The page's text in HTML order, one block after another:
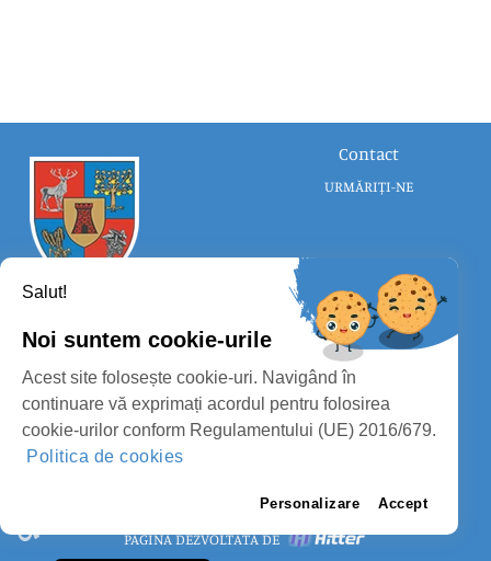
PROTECȚIA DATELOR PERSONALE
MASS-MEDIA
PAGINĂ DEZVOLTATĂ DE
CONSILIUL JUDEȚEAN SATU MARE
Contact
URMĂRIȚI-NE
Salut!
Noi suntem cookie-urile
Acest site folosește cookie-uri. Navigând în
continuare vă exprimați acordul pentru folosirea
cookie-urilor conform Regulamentului (UE) 2016/679.
Politica de cookies
Personalizare Accept